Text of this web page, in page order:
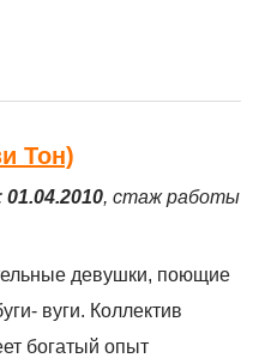
Тон)
01.04.2010, стаж работы
девушки, поющие
вуги. Коллектив
богатый опыт